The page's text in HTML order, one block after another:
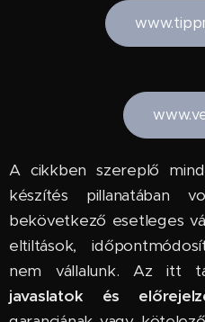
A cikkben szereplő
készítés pillanatában
bekövetkező esetleges
eltiltások,
nem vállalunk. Az itt
javaslatok és